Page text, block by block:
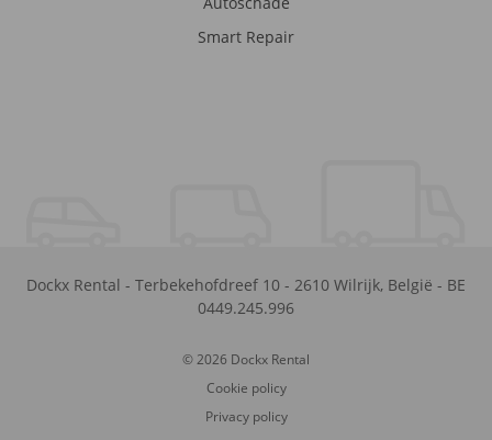
Smart Repair
Dockx Rental - Terbekehofdreef 10 - 2610 Wilrijk, België - BE
0449.245.996
© 2026 Dockx Rental
Cookie policy
Privacy policy